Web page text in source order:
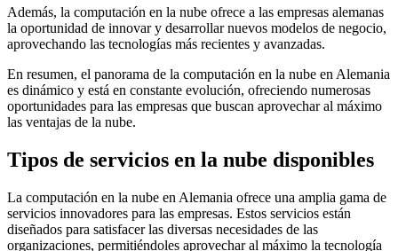
Además, la computación en la nube ofrece a las empresas alemanas
la oportunidad de innovar y desarrollar nuevos modelos de negocio,
aprovechando las tecnologías más recientes y avanzadas.
En resumen, el panorama de la computación en la nube en Alemania
es dinámico y está en constante evolución, ofreciendo numerosas
oportunidades para las empresas que buscan aprovechar al máximo
las ventajas de la nube.
Tipos de servicios en la nube disponibles
La computación en la nube en Alemania ofrece una amplia gama de
servicios innovadores para las empresas. Estos servicios están
diseñados para satisfacer las diversas necesidades de las
organizaciones, permitiéndoles aprovechar al máximo la tecnología